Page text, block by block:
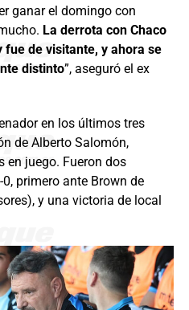
ganar el domingo con
La derrota con Chaco
fue de visitante, y ahora se
distinto”, aseguró el ex
en los últimos tres
de Alberto Salomón,
en juego. Fueron dos
primero ante Brown de
y una victoria de local